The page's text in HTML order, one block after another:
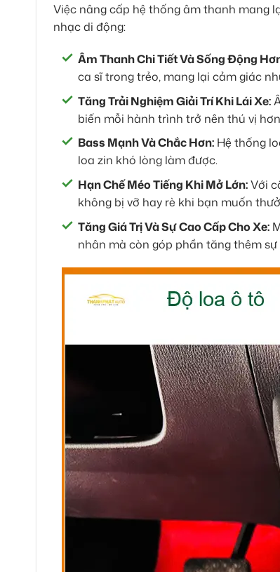
Việc nâng cấp hệ thống âm thanh mang
nhạc di động:
Âm Thanh Chi Tiết Và Sống Động
ca sĩ trong trẻo, mang lại cảm giác
Tăng Trải Nghiệm Giải Trí Khi Lái Xe:
biến mỗi hành trình trở nên thú vị
Bass Mạnh Và Chắc Hơn: Hệ thống
loa zin khó lòng làm được.
Hạn Chế Méo Tiếng Khi Mở Lớn:Với
không bị vỡ hay rè khi bạn muốn
Tăng Giá Trị Và Sự Cao Cấp Cho Xe:
nhân mà còn góp phần tăng thêm